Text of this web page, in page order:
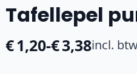
Tafellepel
€1,20-€3,38
Prijsklasse:incl.